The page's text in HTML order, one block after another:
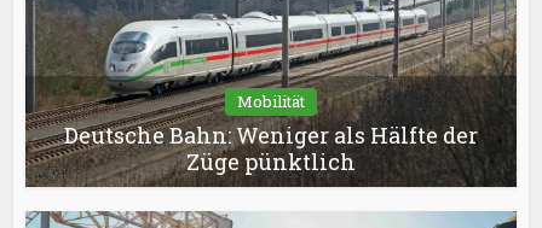
Mobilität
Deutsche Bahn: Weniger als Hälfte der
Züge pünktlich